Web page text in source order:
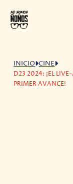
INICIO CINE
D23 2024: ¡EL
PRIMER AVANCE!